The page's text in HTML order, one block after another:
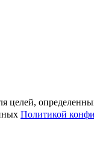
целей,
Политикой